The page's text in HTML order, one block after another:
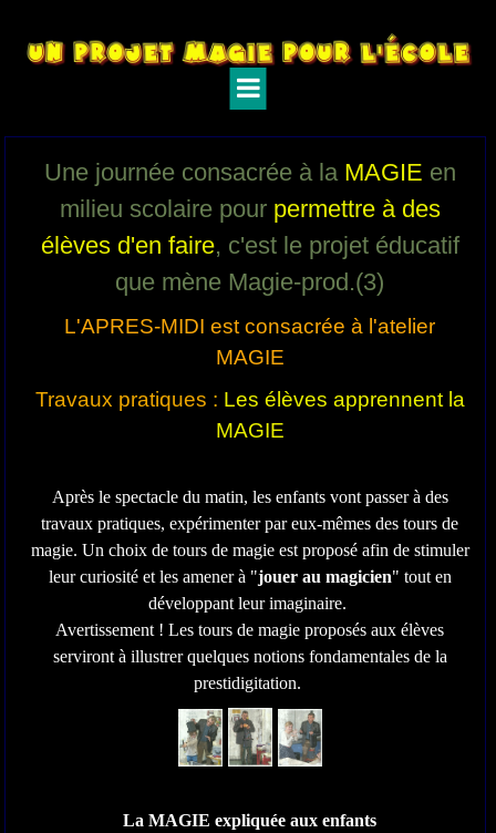
Une journée consacrée à la MAGIE en
milieu scolaire pour permettre à des
élèves d'en faire, c'est le projet éducatif
que mène Magie-prod.(3)
L'APRES-MIDI est consacrée à l'atelier
MAGIE
Travaux pratiques : Les élèves apprennent la
MAGIE
Après le spectacle du matin, les enfants vont passer à des
travaux pratiques, expérimenter par eux-mêmes des tours de
magie. Un choix de tours de magie est proposé afin de stimuler
leur curiosité et les amener à "jouer au magicien" tout en
développant leur imaginaire.
Avertissement ! Les tours de magie proposés aux élèves
serviront à illustrer quelques notions fondamentales de la
prestidigitation.
La MAGIE expliquée aux enfants